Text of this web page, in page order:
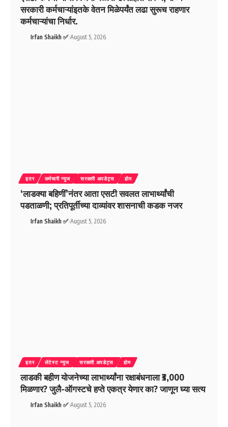
सरकारी कर्मचाऱ्यांइतके वेतन मिळेपर्यंत लढा सुरूच राहणार
कर्मचाऱ्यांचा निर्धार.
Irfan Shaikh ✅ August 5, 2026
इतर कर्मचारी न्युज सरकारी अपडेट्स होम
‘लाडक्या बहिणीं’नंतर आता एसटी सवलत लाभार्थ्यांची
पडताळणी; प्रतिपूर्तीच्या दाव्यांवर शासनाची कडक नजर
Irfan Shaikh ✅ August 5, 2026
इतर लेटेस्ट न्युज सरकारी अपडेट्स होम
लाडकी बहीण योजनेच्या लाभार्थ्यांना रक्षाबंधनाला ₹3,000
मिळणार? जुलै-ऑगस्टचे हप्ते एकत्र येणार का? जाणून घ्या सत्य
Irfan Shaikh ✅ August 5, 2026